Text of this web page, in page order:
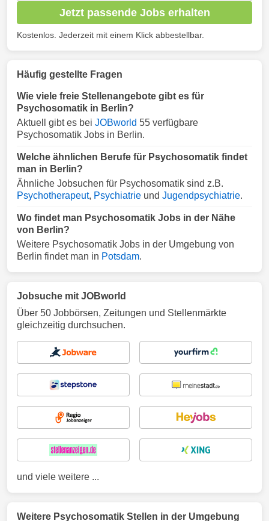
Jetzt passende Jobs erhalten
Kostenlos. Jederzeit mit einem Klick abbestellbar.
Häufig gestellte Fragen
Wie viele freie Stellenangebote gibt es für
Psychosomatik in Berlin?
Aktuell gibt es bei JOBworld 55 verfügbare
Psychosomatik Jobs in Berlin.
Welche ähnlichen Berufe für Psychosomatik findet
man in Berlin?
Ähnliche Jobsuchen für Psychosomatik sind z.B.
Psychotherapeut, Psychiatrie und Jugendpsychiatrie.
Wo findet man Psychosomatik Jobs in der Nähe
von Berlin?
Weitere Psychosomatik Jobs in der Umgebung von
Berlin findet man in Potsdam.
Jobsuche mit JOBworld
Über 50 Jobbörsen, Zeitungen und Stellenmärkte
gleichzeitig durchsuchen.
und viele weitere ...
Weitere Psychosomatik Stellen in der Umgebung